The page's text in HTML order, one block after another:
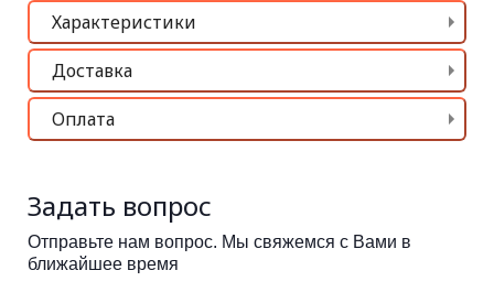
Характеристики
Доставка
Оплата
Задать вопрос
Отправьте нам вопрос. Мы свяжемся с Вами в
ближайшее время